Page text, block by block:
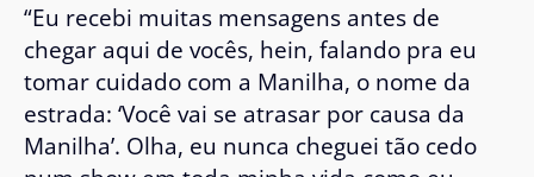
“Eu recebi muitas mensagens antes de
chegar aqui de vocês, hein, falando pra eu
tomar cuidado com a Manilha, o nome da
estrada: ‘Você vai se atrasar por causa da
Manilha’. Olha, eu nunca cheguei tão cedo